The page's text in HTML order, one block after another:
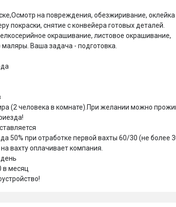
на повреждения, обезжиривание,
покраски, снятие с конвейера готовых деталей.
окрашивание, листовое окрашивание,
Ваша задача - подготовка.
(2 человека в комнате).При желании можно
50% при отработке первой вахты 60/30 (не более
вахту оплачивает компания.
в месяц